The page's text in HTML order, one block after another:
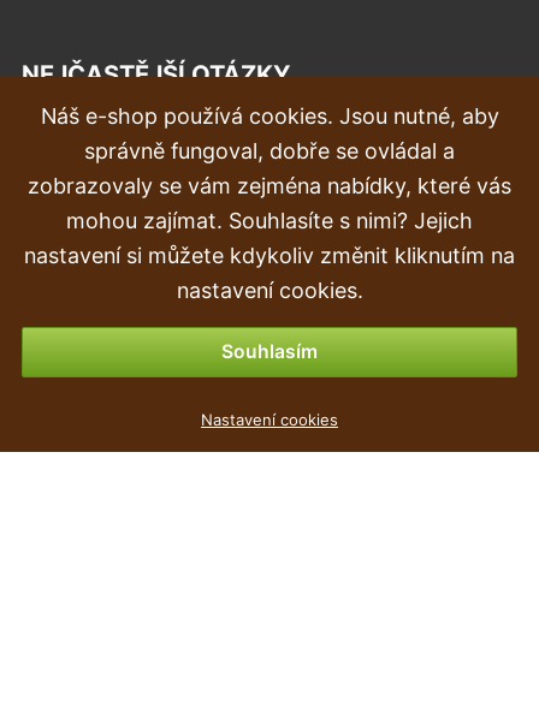
NEJČASTĚJŠÍ OTÁZKY
Reklamace
Doprava a doručení
Objednávka
Náš e-shop používá cookies. Jsou nutné, aby
správně fungoval, dobře se ovládal a
zobrazovaly se vám zejména nabídky, které vás
mohou zajímat. Souhlasíte s nimi? Jejich
nastavení si můžete kdykoliv změnit kliknutím na
nastavení cookies.
Souhlasím
Nastavení cookies